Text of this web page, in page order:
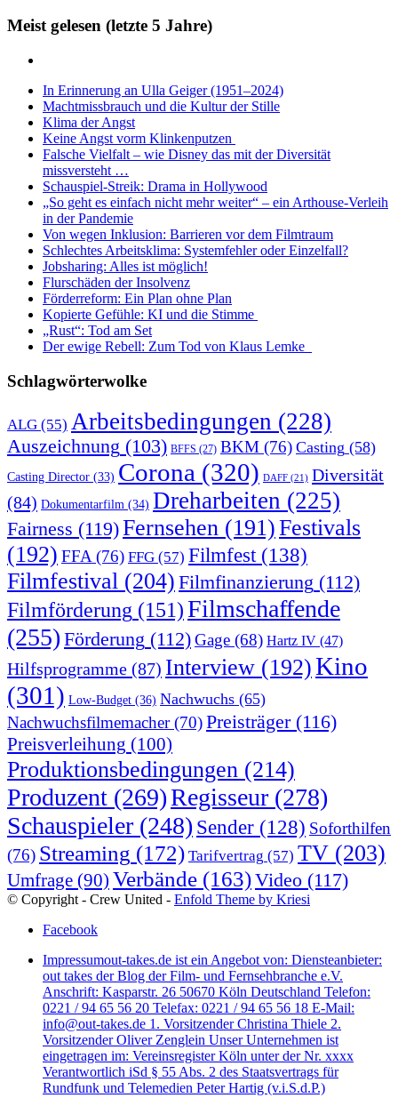
Meist gelesen (letzte 5 Jahre)
In Erinnerung an Ulla Geiger (1951–2024)
Machtmissbrauch und die Kultur der Stille
Klima der Angst
Keine Angst vorm Klinkenputzen
Falsche Vielfalt – wie Disney das mit der Diversität
missversteht …
Schauspiel-Streik: Drama in Hollywood
„So geht es einfach nicht mehr weiter“ – ein Arthouse-Verleih
in der Pandemie
Von wegen Inklusion: Barrieren vor dem Filmtraum
Schlechtes Arbeitsklima: Systemfehler oder Einzelfall?
Jobsharing: Alles ist möglich!
Flurschäden der Insolvenz
Förderreform: Ein Plan ohne Plan
Kopierte Gefühle: KI und die Stimme
„Rust“: Tod am Set
Der ewige Rebell: Zum Tod von Klaus Lemke
Schlagwörterwolke
ALG (55) Arbeitsbedingungen (228)
Auszeichnung (103) BFFS (27) BKM (76) Casting (58)
Casting Director (33) Corona (320) DAFF (21) Diversität
(84) Dokumentarfilm (34) Dreharbeiten (225)
Fairness (119)Fernsehen (191)Festivals
(192) FFA (76) FFG (57) Filmfest (138)
Filmfestival (204) Filmfinanzierung (112)
Filmförderung (151)Filmschaffende
(255) Förderung (112)Gage (68) Hartz IV (47)
Hilfsprogramme (87) Interview (192)Kino
(301) Low-Budget (36) Nachwuchs (65)
Nachwuchsfilmemacher(70)Preisträger(116)
Preisverleihung (100)
Produktionsbedingungen (214)
Produzent (269)Regisseur (278)
Schauspieler (248) Sender (128) Soforthilfen
(76) Streaming (172) Tarifvertrag (57) TV (203)
Umfrage (90) Verbände (163)Video (117)
© Copyright - Crew United - Enfold Theme by Kriesi
Facebook
Impressumout-takes.de ist ein Angebot von: Diensteanbieter:
out takes der Blog der Film- und Fernsehbranche e.V.
Anschrift: Kasparstr. 26 50670 Köln Deutschland Telefon:
0221 / 94 65 56 20 Telefax: 0221 / 94 65 56 18 E-Mail:
info@out-takes.de 1. Vorsitzender Christina Thiele 2.
Vorsitzender Oliver Zenglein Unser Unternehmen ist
eingetragen im: Vereinsregister Köln unter der Nr. xxxx
Verantwortlich iSd § 55 Abs. 2 des Staatsvertrags für
Rundfunk und Telemedien Peter Hartig (v.i.S.d.P.)